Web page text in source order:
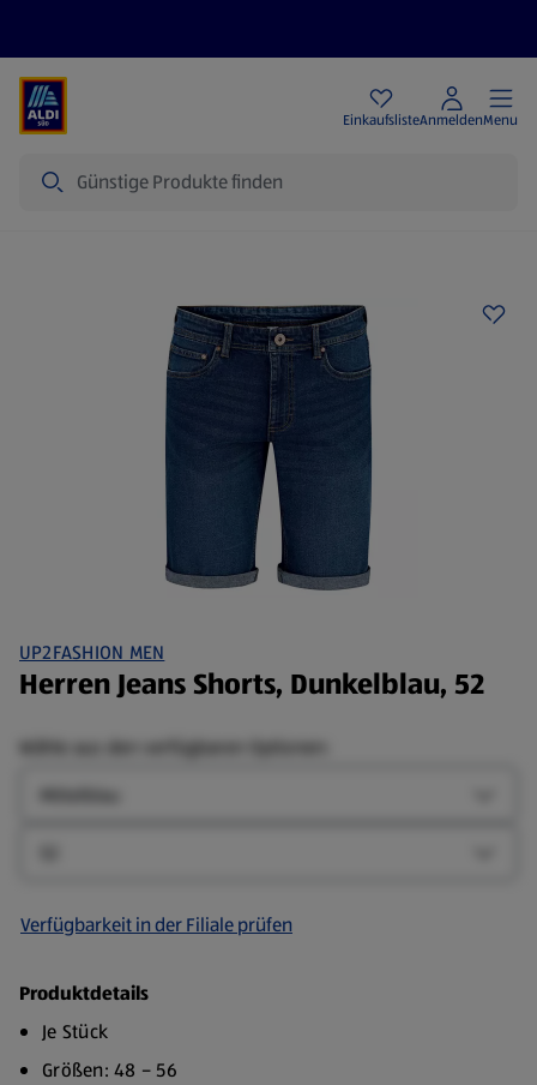
EinkaufslisteAnmeldenMenu
UP2FASHION MEN
Herren Jeans Shorts, Dunkelblau, 52
Wähle aus den verfügbaren Optionen:
Verfügbarkeit in der Filiale prüfen
Produktdetails
Je Stück
Größen: 48 – 56